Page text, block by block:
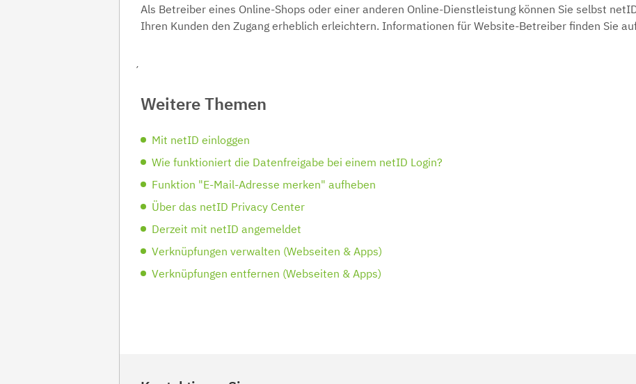
Als Betreiber eines Online-Shops oder einer anderen Online-Dienstleistung können Sie selbst
Ihren Kunden den Zugang erheblich erleichtern. Informationen für Website-Betreiber finden Sie
´
Weitere Themen
Mit netID einloggen
Wie funktioniert die Datenfreigabe bei einem netID Login?
Funktion "E-Mail-Adresse merken" aufheben
Über das netID Privacy Center
Derzeit mit netID angemeldet
Verknüpfungen verwalten (Webseiten & Apps)
Verknüpfungen entfernen (Webseiten & Apps)